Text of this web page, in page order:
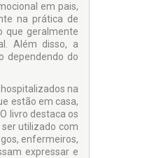
em pais,
na prática de
que geralmente
Além disso, a
dependendo do
na
estão em casa,
livro destaca os
utilizado com
enfermeiros,
expressar e